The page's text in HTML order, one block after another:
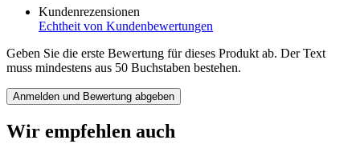
Kundenrezensionen
Echtheit von Kundenbewertungen
Geben Sie die erste Bewertung für dieses Produkt ab. Der Text
muss mindestens aus 50 Buchstaben bestehen.
Anmelden und Bewertung abgeben
Wir empfehlen auch